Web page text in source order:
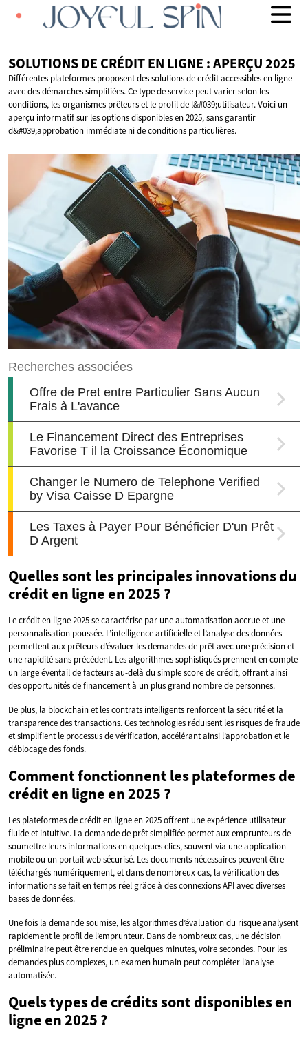
SOLUTIONS DE CRÉDIT EN LIGNE :APERÇU 2025
Différentes plateformes proposent des solutions de crédit accessibles en ligne
avec des démarches simplifiées. Ce type de service peut varier selon les
conditions, les organismes prêteurs et le profil de l&#039;utilisateur. Voici un
aperçu informatif sur les options disponibles en 2025, sans garantir
d&#039;approbation immédiate ni de conditions particulières.
Quelles sont les principales innovations du
crédit en ligne en 2025 ?
Le crédit en ligne 2025 se caractérise par une automatisation accrue et une
personnalisation poussée. L’intelligence artificielle et l’analyse des données
permettent aux prêteurs d’évaluer les demandes de prêt avec une précision et
une rapidité sans précédent. Les algorithmes sophistiqués prennent en compte
un large éventail de facteurs au-delà du simple score de crédit, offrant ainsi
des opportunités de financement à un plus grand nombre de personnes.
De plus, la blockchain et les contrats intelligents renforcent la sécurité et la
transparence des transactions. Ces technologies réduisent les risques de fraude
et simplifient le processus de vérification, accélérant ainsi l’approbation et le
déblocage des fonds.
Comment fonctionnent les plateformes de
crédit en ligne en 2025 ?
Les plateformes de crédit en ligne en 2025 offrent une expérience utilisateur
fluide et intuitive. La demande de prêt simplifiée permet aux emprunteurs de
soumettre leurs informations en quelques clics, souvent via une application
mobile ou un portail web sécurisé. Les documents nécessaires peuvent être
téléchargés numériquement, et dans de nombreux cas, la vérification des
informations se fait en temps réel grâce à des connexions API avec diverses
bases de données.
Une fois la demande soumise, les algorithmes d’évaluation du risque analysent
rapidement le profil de l’emprunteur. Dans de nombreux cas, une décision
préliminaire peut être rendue en quelques minutes, voire secondes. Pour les
demandes plus complexes, un examen humain peut compléter l’analyse
automatisée.
Quels types de crédits sont disponibles en
ligne en 2025 ?